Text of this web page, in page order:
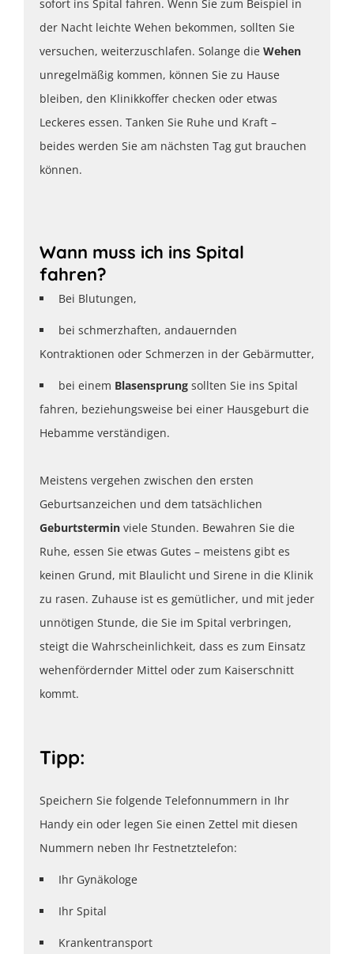
sofort ins Spital fahren. Wenn Sie zum Beispiel in
der Nacht leichte Wehen bekommen, sollten Sie
versuchen, weiterzuschlafen. Solange die Wehen
unregelmäßig kommen, können Sie zu Hause
bleiben, den Klinikkoffer checken oder etwas
Leckeres essen. Tanken Sie Ruhe und Kraft –
beides werden Sie am nächsten Tag gut brauchen
können.
Wann muss ich ins Spital
fahren?
Bei Blutungen,
bei schmerzhaften, andauernden
Kontraktionen oder Schmerzen in der Gebärmutter,
bei einem Blasensprung sollten Sie ins Spital
fahren, beziehungsweise bei einer Hausgeburt die
Hebamme verständigen.
Meistens vergehen zwischen den ersten
Geburtsanzeichen und dem tatsächlichen
Geburtstermin viele Stunden. Bewahren Sie die
Ruhe, essen Sie etwas Gutes – meistens gibt es
keinen Grund, mit Blaulicht und Sirene in die Klinik
zu rasen. Zuhause ist es gemütlicher, und mit jeder
unnötigen Stunde, die Sie im Spital verbringen,
steigt die Wahrscheinlichkeit, dass es zum Einsatz
wehenfördernder Mittel oder zum Kaiserschnitt
kommt.
Tipp:
Speichern Sie folgende Telefonnummern in Ihr
Handy ein oder legen Sie einen Zettel mit diesen
Nummern neben Ihr Festnetztelefon:
Ihr Gynäkologe
Ihr Spital
Krankentransport